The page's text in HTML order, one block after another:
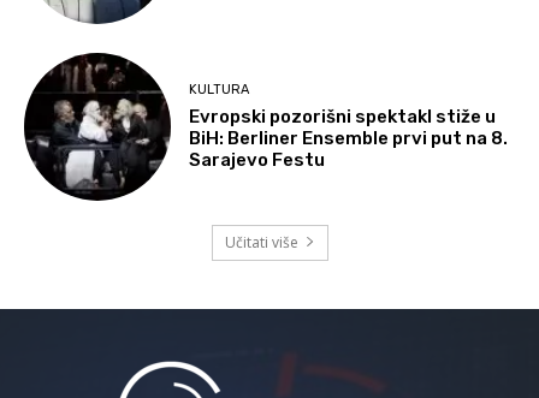
KULTURA
Evropski pozorišni spektakl stiže u
BiH: Berliner Ensemble prvi put na 8.
Sarajevo Festu
Učitati više